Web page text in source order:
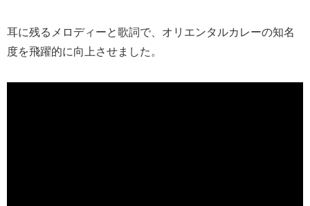
耳に残るメロディーと歌詞で、オリエンタルカレーの知名
度を飛躍的に向上させました。